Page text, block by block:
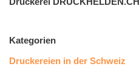
Kategorien
Druckereien in der Schweiz